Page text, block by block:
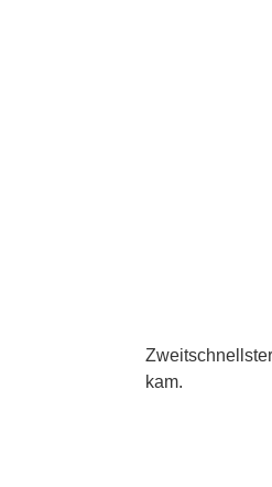
kam.